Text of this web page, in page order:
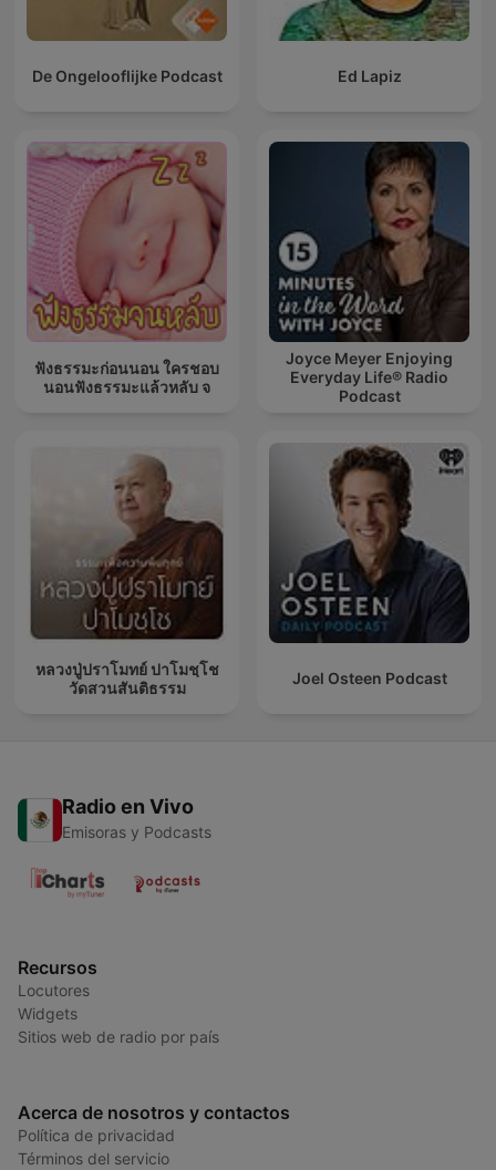
De Ongelooflijke Podcast Ed Lapiz
ฟังธรรมะก่อนนอน ใครชอบ
นอนฟังธรรมะแล้วหลับ จ
Joyce Meyer Enjoying
Everyday Life® Radio
Podcast
หลวงปู่ปราโมทย์ ปาโมชฺโช
วัดสวนสันติธรรม
Joel Osteen Podcast
Radio en Vivo
Emisoras y Podcasts
Recursos
Locutores
Widgets
Sitios web de radio por país
Acerca de nosotros y contactos
Política de privacidad
Términos del servicio